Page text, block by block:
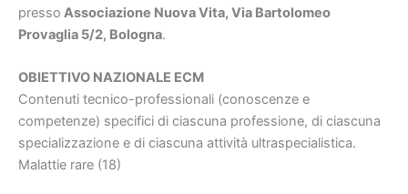
presso Associazione Nuova Vita, Via Bartolomeo
Provaglia 5/2, Bologna.
OBIETTIVO NAZIONALE ECM
Contenuti tecnico-professionali (conoscenze e
competenze) specifici di ciascuna professione, di ciascuna
specializzazione e di ciascuna attività ultraspecialistica.
Malattie rare (18)